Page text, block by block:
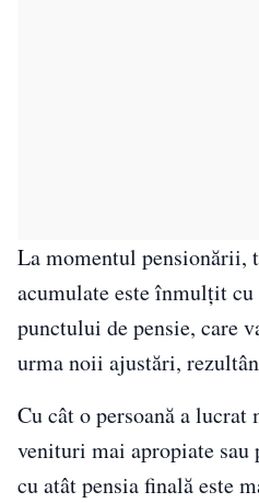
La momentul pensionării,
acumulate este înmulțit cu
punctului de pensie, care
urma noii ajustări,
Cu cât o persoană a
venituri mai apropiate sau
cu atât pensia finală este